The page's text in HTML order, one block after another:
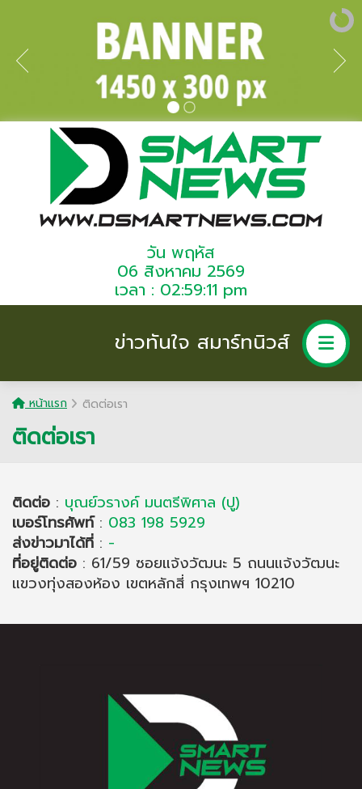
วัน พฤหัส
06 สิงหาคม 2569
เวลา : 02:59:11 pm
ข่าวทันใจ สมาร์ทนิวส์
หน้าแรก ติดต่อเรา
ติดต่อเรา
ติดต่อ : บุณย์วรางค์ มนตรีพิศาล (ปู)
เบอร์โทรศัพท์: 083 198 5929
ส่งข่าวมาได้ที่ : -
ที่อยู่ติดต่อ : 61/59 ซอยแจ้งวัฒนะ 5 ถนนแจ้งวัฒนะ
แขวงทุ่งสองห้อง เขตหลักสี่ กรุงเทพฯ 10210